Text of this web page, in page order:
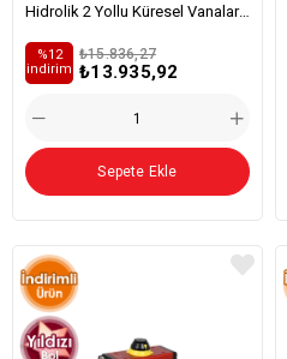
Hidrolik 2 Yollu Küresel Vanalar
Sac Monteli-[su Ve Kimyasal
Akışkan Geçişi İçin Özel]
₺13.935,92
₺15.836,27
%12
i̇ndirim
Sepete Ekle